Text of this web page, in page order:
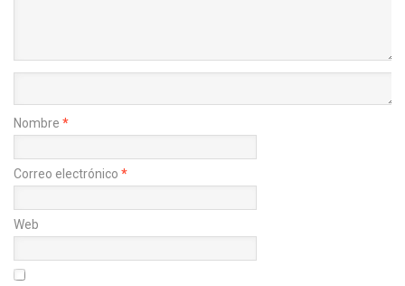
Nombre *
Correo electrónico *
Web